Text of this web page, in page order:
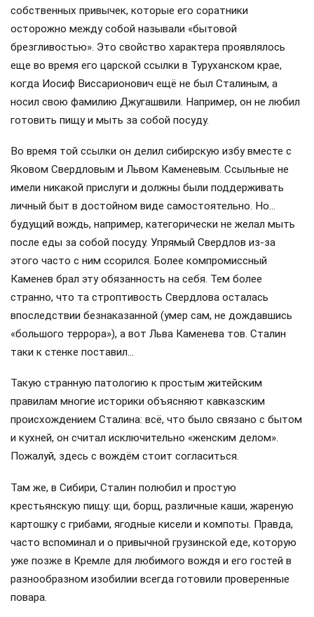
лишь 5 курительных трубок, выполненных из ценных
пород дерева, да несколько пачек папирос «Герцеговина
Флор», табаком из которых вождь эти трубки и набивал.
На столе стоял бронзовый будильник в виде лисицы, у
которой со временем отломилось одно ухо, а
реставрировать этот атрибут, как вспоминал начальник
его охраны Власик, запретил сам Сталин.
«Главное, что этот будильник показывает точное время.
Всё остальное — пустое…» — раздражённо буркнул вождь
на раболепное предложение кого-то из свиты
отремонтировать, а то и заменить часы. Больше тема с
одноухой лисой при вожде никем не обсуждалась.
Думаем, что она вообще в дальнейшем нигде не
В ежедневном быту Сталин был приверженцем
собственных привычек, которые его соратники
осторожно между собой называли «бытовой
брезгливостью». Это свойство характера проявлялось
еще во время его царской ссылки в Туруханском крае,
когда Иосиф Виссарионович ещё не был Сталиным, а
носил свою фамилию Джугашвили. Например, он не любил
готовить пищу и мыть за собой посуду.
Во время той ссылки он делил сибирскую избу вместе с
Яковом Свердловым и Львом Каменевым. Ссыльные не
имели никакой прислуги и должны были поддерживать
личный быт в достойном виде самостоятельно. Но…
будущий вождь, например, категорически не желал мыть
после еды за собой посуду. Упрямый Свердлов из-за
этого часто с ним ссорился. Более компромиссный
Каменев брал эту обязанность на себя. Тем более